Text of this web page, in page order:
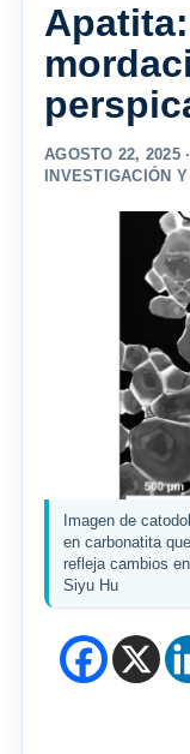
AGOSTO 22, 2025 ·
INVESTIGACIÓN
Imagen de
en carbonatita
refleja cambios
Siyu Hu